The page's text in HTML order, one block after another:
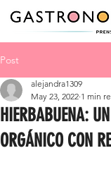
Post
HIERBABUENA:
ORGÁNICO CON
alejandra1309
May 23, 2022 1 min